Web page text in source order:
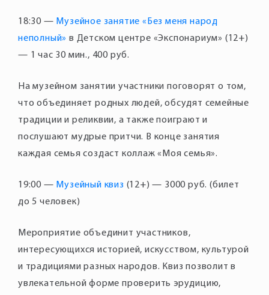
18:30 — Музейное занятие «Без меня народ
неполный» в Детском центре «Экспонариум» (12+)
— 1 час 30 мин., 400 руб.
На музейном занятии участники поговорят о том,
что объединяет родных людей, обсудят семейные
традиции и реликвии, а также поиграют и
послушают мудрые притчи. В конце занятия
каждая семья создаст коллаж «Моя семья».
19:00 — Музейный квиз (12+) — 3000 руб. (билет
до 5 человек)
Мероприятие объединит участников,
интересующихся историей, искусством, культурой
и традициями разных народов. Квиз позволит в
увлекательной форме проверить эрудицию,